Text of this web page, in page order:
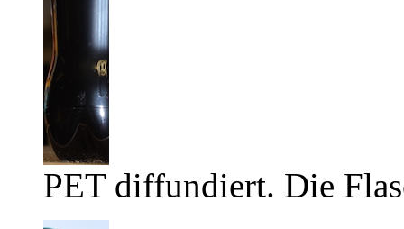
PET diffundiert. Die